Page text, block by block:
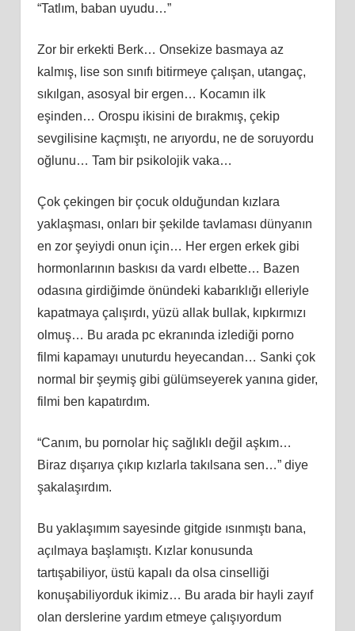
“Tatlım, baban uyudu…”
Zor bir erkekti Berk… Onsekize basmaya az
kalmış, lise son sınıfı bitirmeye çalışan, utangaç,
sıkılgan, asosyal bir ergen… Kocamın ilk
eşinden… Orospu ikisini de bırakmış, çekip
sevgilisine kaçmıştı, ne arıyordu, ne de soruyordu
oğlunu… Tam bir psikolojik vaka…
Çok çekingen bir çocuk olduğundan kızlara
yaklaşması, onları bir şekilde tavlaması dünyanın
en zor şeyiydi onun için… Her ergen erkek gibi
hormonlarının baskısı da vardı elbette… Bazen
odasına girdiğimde önündeki kabarıklığı elleriyle
kapatmaya çalışırdı, yüzü allak bullak, kıpkırmızı
olmuş… Bu arada pc ekranında izlediği porno
filmi kapamayı unuturdu heyecandan… Sanki çok
normal bir şeymiş gibi gülümseyerek yanına gider,
filmi ben kapatırdım.
“Canım, bu pornolar hiç sağlıklı değil aşkım…
Biraz dışarıya çıkıp kızlarla takılsana sen…” diye
şakalaşırdım.
Bu yaklaşımım sayesinde gitgide ısınmıştı bana,
açılmaya başlamıştı. Kızlar konusunda
tartışabiliyor, üstü kapalı da olsa cinselliği
konuşabiliyorduk ikimiz… Bu arada bir hayli zayıf
olan derslerine yardım etmeye çalışıyordum